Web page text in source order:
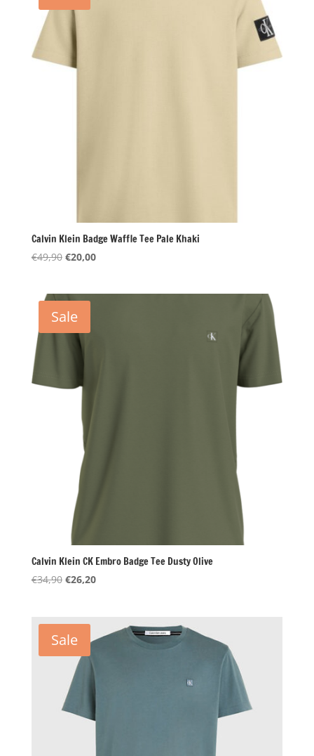
Calvin Klein Badge Waffle Tee Pale Khaki
€49,90 Oorspronkelijke
€49,90.
€20,00Huidige
Sale
Calvin Klein CK Embro Badge Tee Dusty Olive
€34,90 Oorspronkelijke
€34,90.
€26,20Huidige
€26,20.
Sale